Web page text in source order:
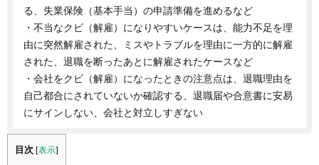
る、失業保険（基本手当）の申請準備を進めるなど
・不当なクビ（解雇）になりやすいケースは、能力不足を理
由に突然解雇された、ミスやトラブルを理由に一方的に解雇
された、退職を断ったあとに解雇されたケースなど
・会社をクビ（解雇）になったときの注意点は、退職理由を
自己都合にされていないか確認する、退職届や合意書に安易
にサインしない、会社と対立しすぎない
目次 [表示]